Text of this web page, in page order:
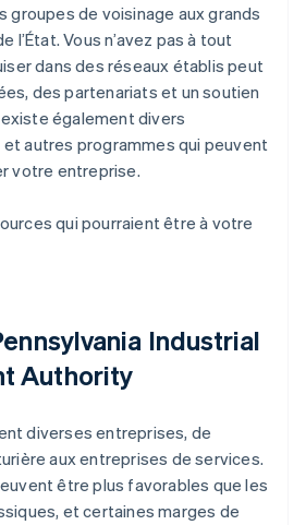
groupes de voisinage aux grands
l’État. Vous n’avez pas à tout
dans des réseaux établis peut
des partenariats et un soutien
également divers
et autres programmes qui peuvent
votre entreprise.
qui pourraient être à votre
Industrial
Authority
diverses entreprises, de
aux entreprises de services.
être plus favorables que les
et certaines marges de